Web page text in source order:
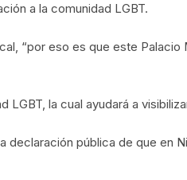
a la comunidad LGBT.
“por eso es que este
la cual ayudará a
pública de que en